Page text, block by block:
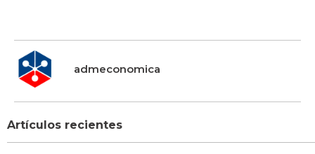
admeconomica
Artículos recientes